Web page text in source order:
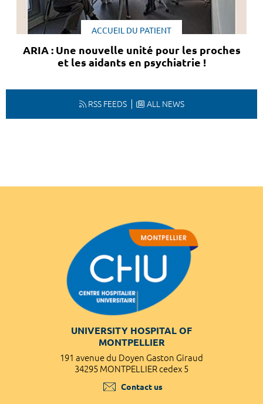
ACCUEIL DU PATIENT
ARIA : Une nouvelle unité pour les proches
et les aidants en psychiatrie !
RSS FEEDS ALL NEWS
UNIVERSITY HOSPITAL OF
MONTPELLIER
191 avenue du Doyen Gaston Giraud
34295 MONTPELLIER cedex 5
Contact us